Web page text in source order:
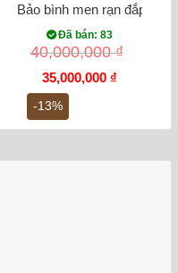
-13%
Bảo bình men rạn đắp nổi
Đã bán: 83
40,000,000₫
Giá
gốc
là:
40,000,000 ₫.
35,000,000 ₫Giá